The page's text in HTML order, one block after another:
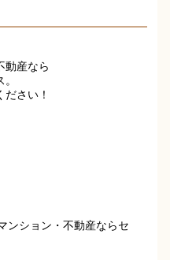
動産なら
さい！
ンション・不動産ならセ